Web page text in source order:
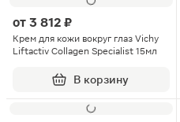
от 3 812 ₽
Крем для кожи вокруг глаз Vichy
Liftactiv Collagen Specialist 15мл
В корзину